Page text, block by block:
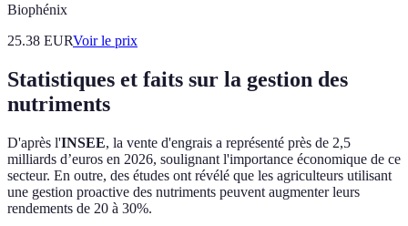
Biophénix
25.38 EURVoir le prix
Statistiques et faits sur la gestion des
nutriments
D'après l'INSEE, la vente d'engrais a représenté près de 2,5
milliards d’euros en 2026, soulignant l'importance économique de ce
secteur. En outre, des études ont révélé que les agriculteurs utilisant
une gestion proactive des nutriments peuvent augmenter leurs
rendements de 20 à 30%.